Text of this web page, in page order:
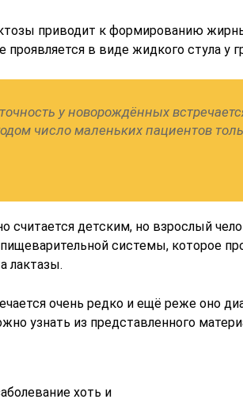
приводит к формированию
проявляется в виде жидкого стула у
у новорождённых
число маленьких пациентов
считается детским, но взрослый
системы, которое
лактазы.
очень редко и ещё реже оно
узнать из представленного
хоть и